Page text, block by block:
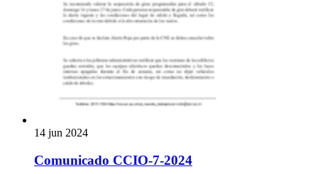
14 jun 2024
Comunicado CCIO-7-2024